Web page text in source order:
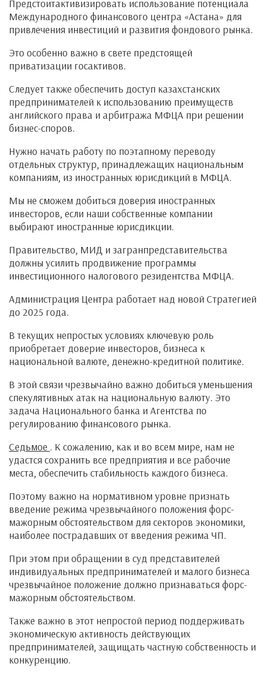
Предстоитактивизировать использование потенциала
Международного финансового центра «Астана» для
привлечения инвестиций и развития фондового рынка.
Это особенно важно в свете предстоящей
приватизации госактивов.
Следует также обеспечить доступ казахстанских
предпринимателей к использованию преимуществ
английского права и арбитража МФЦА при решении
бизнес-споров.
Нужно начать работу по поэтапному переводу
отдельных структур, принадлежащих национальным
компаниям, из иностранных юрисдикций в МФЦА.
Мы не сможем добиться доверия иностранных
инвесторов, если наши собственные компании
выбирают иностранные юрисдикции.
Правительство, МИД и загранпредставительства
должны усилить продвижение программы
инвестиционного налогового резидентства МФЦА.
Администрация Центра работает над новой Стратегией
до 2025 года.
В текущих непростых условиях ключевую роль
приобретает доверие инвесторов, бизнеса к
национальной валюте, денежно-кредитной политике.
В этой связи чрезвычайно важно добиться уменьшения
спекулятивных атак на национальную валюту. Это
задача Национального банка и Агентства по
регулированию финансового рынка.
Седьмое . К сожалению, как и во всем мире, нам не
удастся сохранить все предприятия и все рабочие
места, обеспечить стабильность каждого бизнеса.
Поэтому важно на нормативном уровне признать
введение режима чрезвычайного положения форс-
мажорным обстоятельством для секторов экономики,
наиболее пострадавших от введения режима ЧП.
При этом при обращении в суд представителей
индивидуальных предпринимателей и малого бизнеса
чрезвычайное положение должно признаваться форс-
мажорным обстоятельством.
Также важно в этот непростой период поддерживать
экономическую активность действующих
предпринимателей, защищать частную собственность и
конкуренцию.